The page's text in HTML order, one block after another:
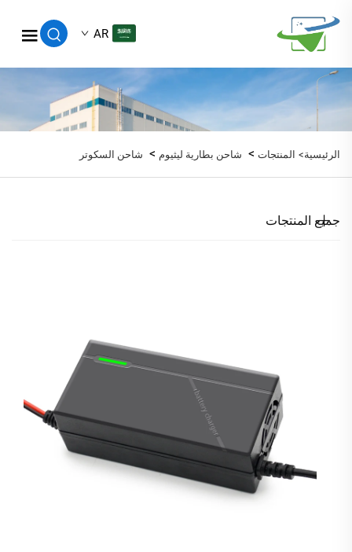
AR
الرئيسية> المنتجات > شاحن بطارية ليثيوم > شاحن السكوتر
جميع المنتجات